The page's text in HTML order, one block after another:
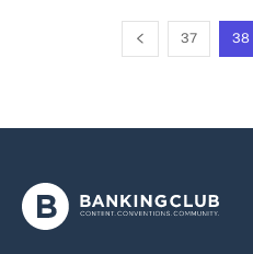
37 38